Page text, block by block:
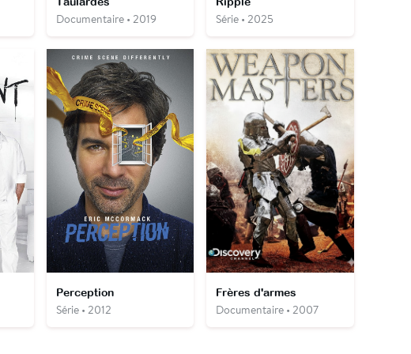
Documentaire • 2019 Série • 2025
Perception
Série • 2012
Frères d'armes
Documentaire • 2007